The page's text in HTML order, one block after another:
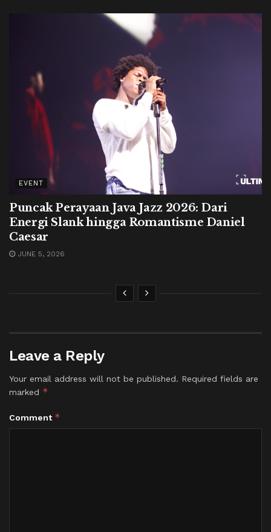
EVENT
Puncak Perayaan Java Jazz 2026: Dari
Energi Slank hingga Romantisme Daniel
Caesar
JUNE 5, 2026
Leave a Reply
Your email address will not be published. Required fields are
marked *
Comment *